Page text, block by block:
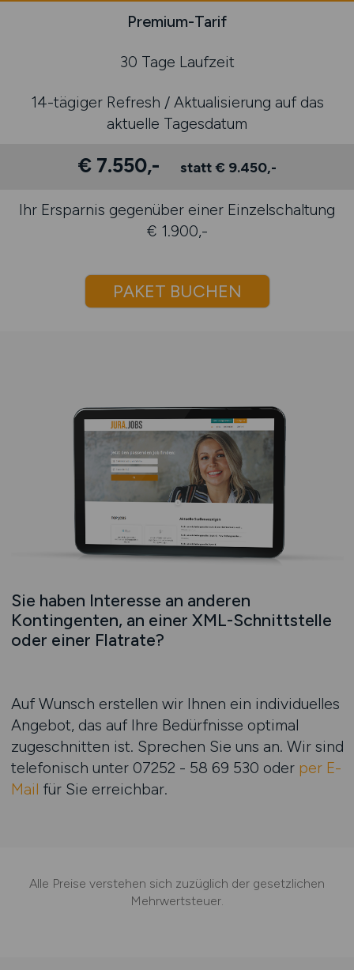
Premium-Tarif
30 Tage Laufzeit
14-tägiger Refresh / Aktualisierung auf das
aktuelle Tagesdatum
€ 7.550,- statt € 9.450,-
Ihr Ersparnis gegenüber einer Einzelschaltung
€ 1.900,-
PAKET BUCHEN
Sie haben Interesse an anderen
Kontingenten, an einer XML-Schnittstelle
oder einer Flatrate?
Auf Wunsch erstellen wir Ihnen ein individuelles
Angebot, das auf Ihre Bedürfnisse optimal
zugeschnitten ist. Sprechen Sie uns an. Wir sind
telefonisch unter 07252 - 58 69 530 oder per E-
Mail für Sie erreichbar.
Alle Preise verstehen sich zuzüglich der gesetzlichen
Mehrwertsteuer.